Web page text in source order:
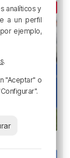
analíticos y
a un perfil
ejemplo,
.
"Aceptar" o